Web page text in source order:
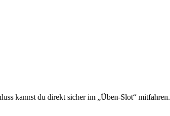
kannst du direkt sicher im „Üben-Slot“ mitfahren.